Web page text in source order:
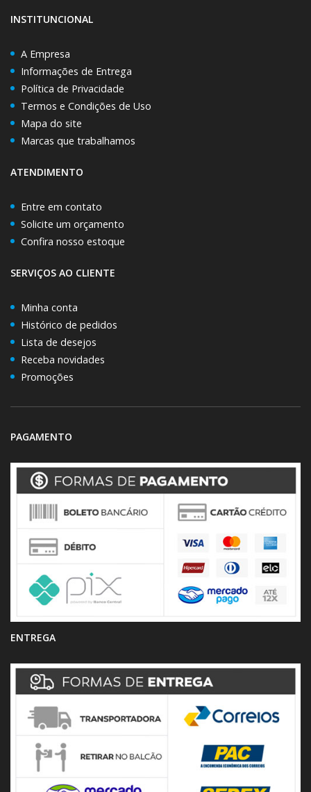
INSTITUNCIONAL
A Empresa
Informações de Entrega
Política de Privacidade
Termos e Condições de Uso
Mapa do site
Marcas que trabalhamos
ATENDIMENTO
Entre em contato
Solicite um orçamento
Confira nosso estoque
SERVIÇOS AO CLIENTE
Minha conta
Histórico de pedidos
Lista de desejos
Receba novidades
Promoções
PAGAMENTO
ENTREGA